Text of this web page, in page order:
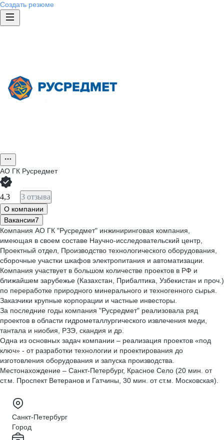
Создать резюме
АО ГК Русредмет
4,3 3 отзыва
О компании
Вакансии7
Компания АО ГК "Русредмет" инжиниринговая компания,
имеющая в своем составе Научно-исследовательский центр,
Проектный отдел, Производство технологического оборудования,
сборочные участки шкафов электропитания и автоматизации.
Компания участвует в большом количестве проектов в РФ и
ближайшем зарубежье (Казахстан, Прибалтика, Узбекистан и проч.)
по переработке природного минерального и техногенного сырья.
Заказчики крупные корпорации и частные инвесторы.
За последние годы компания "Русредмет" реализовала ряд
проектов в области гидрометаллургического извлечения меди,
тантала и ниобия, РЗЭ, скандия и др.
Одна из основных задач компании – реализация проектов «под
ключ» - от разработки технологии и проектирования до
изготовления оборудования и запуска производства.
Местонахождение – Санкт-Петербург, Красное Село (20 мин. от
ст.м. Проспект Ветеранов и Гатчины, 30 мин. от ст.м. Московская).
Санкт-Петербург
Город